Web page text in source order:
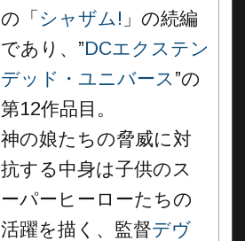
の「 シャザム! 」の続編
であり、”DCエクステン
デッド・ユニバース”の
第12作品目。
神の娘たちの脅威に対
抗する中身は子供のス
ーパーヒーローたちの
活躍を描く、監督デヴ